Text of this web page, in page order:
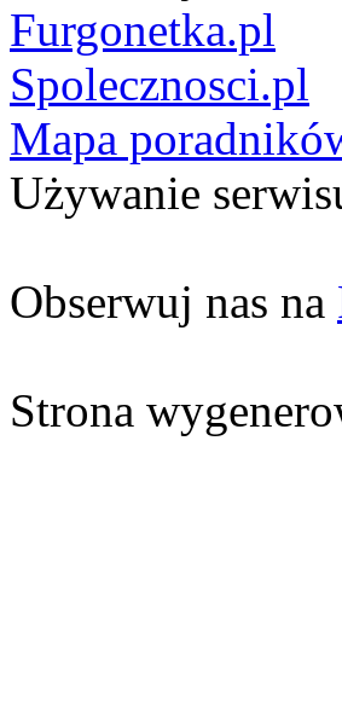
Furgonetka.pl
Spolecznosci.pl
Mapa
Używanie
Obserwuj nas na
Strona